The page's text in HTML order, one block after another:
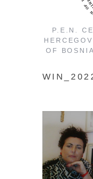
P.E.N.
OF